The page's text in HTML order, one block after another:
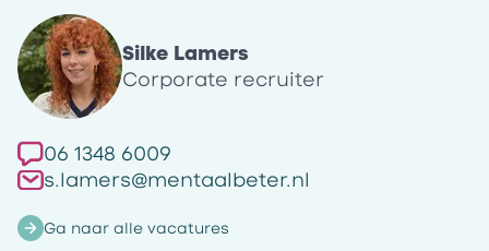
Silke Lamers
Corporate recruiter
06 1348 6009
s.lamers@mentaalbeter.nl
Ga naar alle vacatures